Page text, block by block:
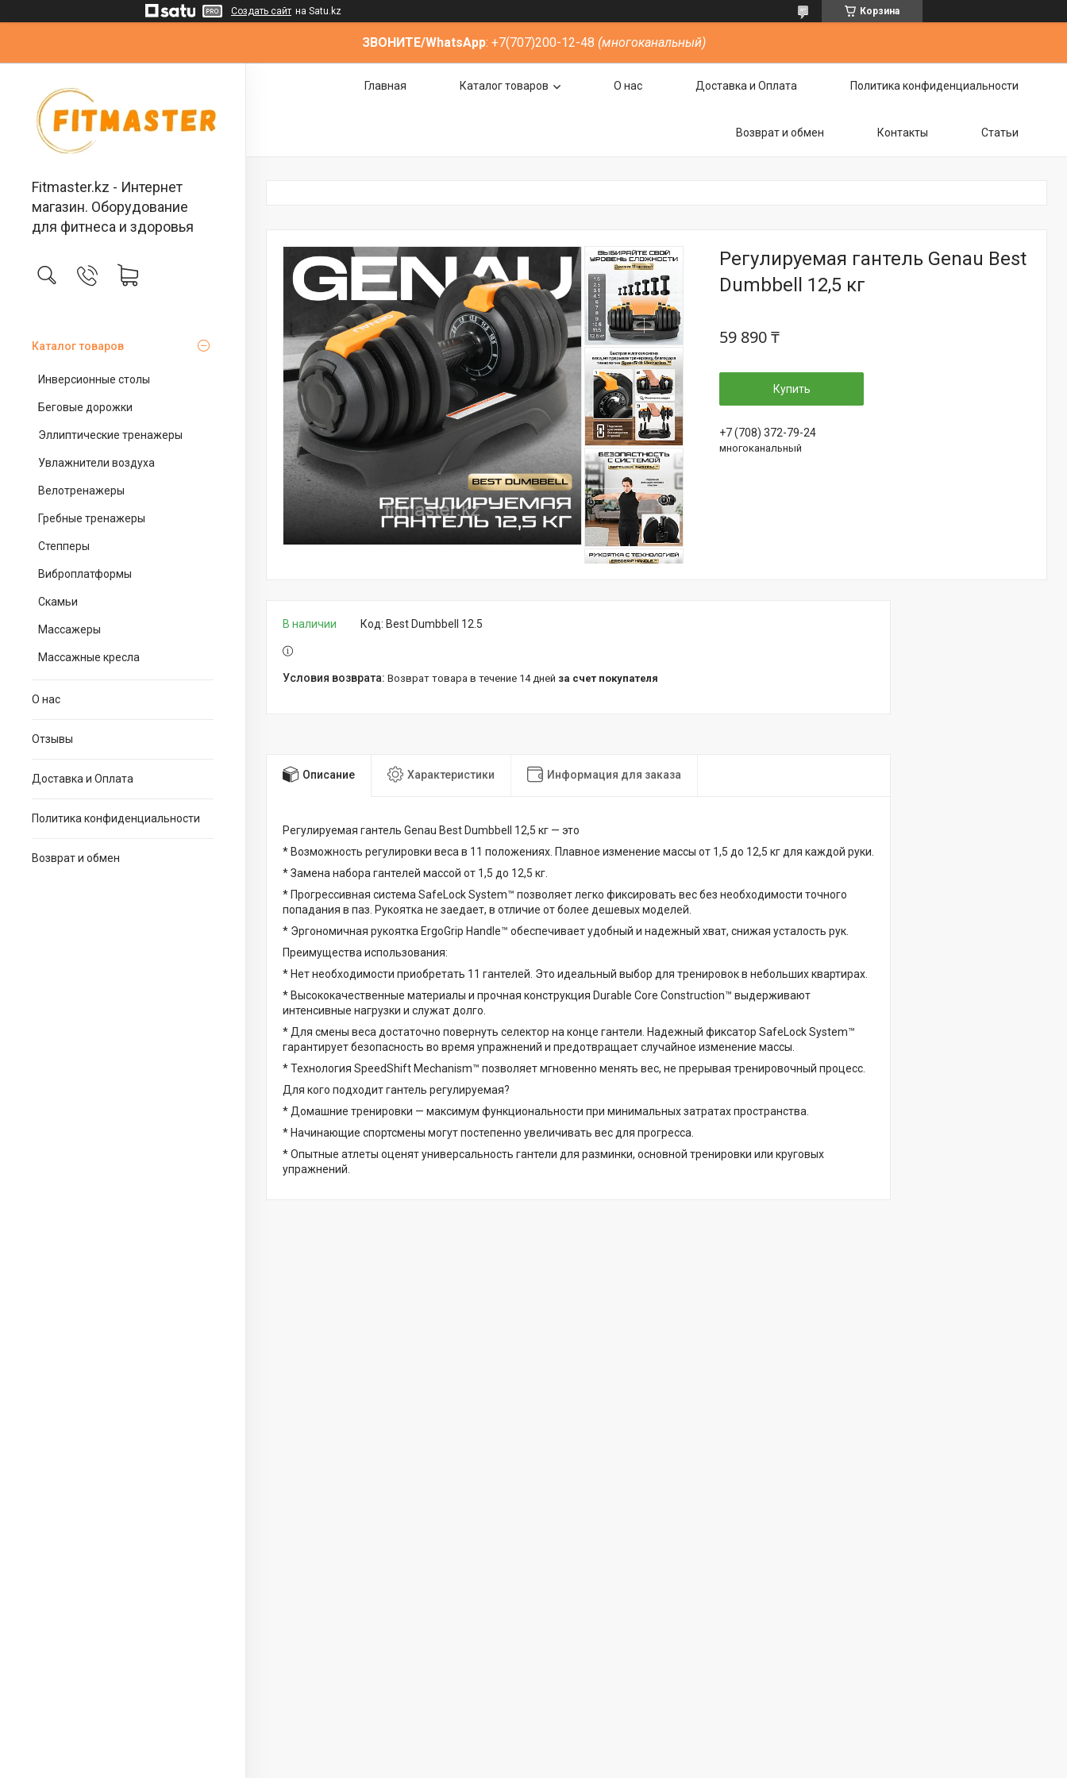
Создать сайт на Satu.kz Корзина
ЗВОНИТЕ/WhatsApp: +7(707)200-12-48 (многоканальный)
Fitmaster.kz - Интернет
магазин. Оборудование
для фитнеса и здоровья
Каталог товаров
Инверсионные столы
Беговые дорожки
Эллиптические тренажеры
Увлажнители воздуха
Велотренажеры
Гребные тренажеры
Степперы
Виброплатформы
Скамьи
Массажеры
Массажные кресла
О нас
Отзывы
Доставка и Оплата
Политика конфиденциальности
Возврат и обмен
Главная Каталог товаров О нас Доставка и Оплата Политика конфиденциальности
Возврат и обмен Контакты Статьи
Регулируемая гантель Genau Best
Dumbbell 12,5 кг
59 890 ₸
Купить
+7 (708) 372-79-24
многоканальный
В наличии Код: Best Dumbbell 12.5
возврат товара в течение 14 дней за счет покупателя
Описание Характеристики Информация для заказа
Регулируемая гантель Genau Best Dumbbell 12,5 кг — это
* Возможность регулировки веса в 11 положениях. Плавное изменение массы от 1,5 до 12,5 кг для каждой руки.
* Замена набора гантелей массой от 1,5 до 12,5 кг.
* Прогрессивная система SafeLock System™ позволяет легко фиксировать вес без необходимости точного
попадания в паз. Рукоятка не заедает, в отличие от более дешевых моделей.
* Эргономичная рукоятка ErgoGrip Handle™ обеспечивает удобный и надежный хват, снижая усталость рук.
Преимущества использования:
* Нет необходимости приобретать 11 гантелей. Это идеальный выбор для тренировок в небольших квартирах.
* Высококачественные материалы и прочная конструкция Durable Core Construction™ выдерживают
интенсивные нагрузки и служат долго.
* Для смены веса достаточно повернуть селектор на конце гантели. Надежный фиксатор SafeLock System™
гарантирует безопасность во время упражнений и предотвращает случайное изменение массы.
* Технология SpeedShift Mechanism™ позволяет мгновенно менять вес, не прерывая тренировочный процесс.
Для кого подходит гантель регулируемая?
* Домашние тренировки — максимум функциональности при минимальных затратах пространства.
* Начинающие спортсмены могут постепенно увеличивать вес для прогресса.
* Опытные атлеты оценят универсальность гантели для разминки, основной тренировки или круговых
упражнений.